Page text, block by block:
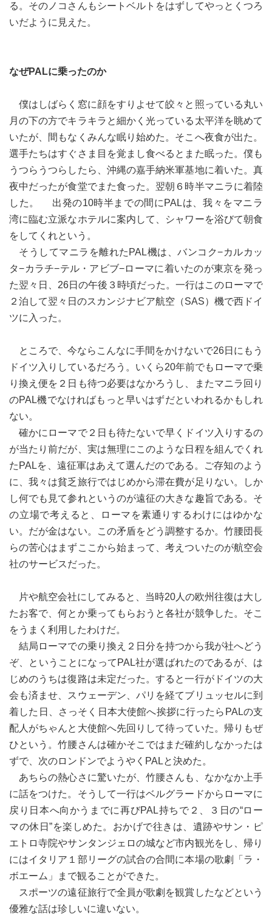
る。そのノコさんもシートベルトをはずしてやっとくつろ
いだように見えた。
なぜPALに乗ったのか
僕はしばらく窓に顔をすりよせて皎々と照っている丸い
月の下の方でキラキラと細かく光っている太平洋を眺めて
いたが、間もなくみんな眠り始めた。そこへ夜食が出た。
選手たちはすぐさま目を覚まし食べるとまた眠った。僕も
うつらうつらしたら、沖縄の嘉手納米軍基地に着いた。真
夜中だったが食堂でまた食った。翌朝６時半マニラに着陸
した。 出発の10時半までの間にPALは、我々をマニラ
湾に臨む立派なホテルに案内して、シャワーを浴びて朝食
をしてくれという。
そうしてマニラを離れたPAL機は、バンコク−カルカッ
タ−カラチ−テル・アビブ−ローマに着いたのが東京を発っ
た翌々日、26日の午後３時頃だった。一行はこのローマで
２泊して翌々日のスカンジナビア航空（SAS）機で西ドイ
ツに入った。
ところで、今ならこんなに手間をかけないで26日にもう
ドイツ入りしているだろう。いくら20年前でもローマで乗
り換え便を２日も待つ必要はなかろうし、またマニラ回り
のPAL機でなければもっと早いはずだといわれるかもしれ
ない。
確かにローマで２日も待たないで早くドイツ入りするの
が当たり前だが、実は無理にこのような日程を組んでくれ
たPALを、遠征軍はあえて選んだのである。ご存知のよう
に、我々は貧乏旅行ではじめから滞在費が足りない。しか
し何でも見て参れというのが遠征の大きな趣旨である。そ
の立場で考えると、ローマを素通りするわけにはゆかな
い。だが金はない。この矛盾をどう調整するか。竹腰団長
らの苦心はまずここから始まって、考えついたのが航空会
社のサービスだった。
片や航空会社にしてみると、当時20人の欧州往復は大し
たお客で、何とか乗ってもらおうと各社が競争した。そこ
をうまく利用したわけだ。
結局ローマでの乗り換え２日分を持つから我が社へどう
ぞ、ということになってPAL社が選ばれたのであるが、は
じめのうちは復路は未定だった。すると一行がドイツの大
会も済ませ、スウェーデン、パリを経てブリュッセルに到
着した日、さっそく日本大使館へ挨拶に行ったらPALの支
配人がちゃんと大使館へ先回りして待っていた。帰りもぜ
ひという。竹腰さんは確かそこではまだ確約しなかったは
ずで、次のロンドンでようやくPALと決めた。
あちらの熱心さに驚いたが、竹腰さんも、なかなか上手
に話をつけた。そうして一行はベルグラードからローマに
戻り日本へ向かうまでに再びPAL持ちで２、３日の“ロー
マの休日”を楽しめた。おかげで往きは、遺跡やサン・ピ
エトロ寺院やサンタンジェロの城など市内観光をし、帰り
にはイタリア１部リーグの試合の合間に本場の歌劇「ラ・
ボエーム」まで観ることができた。
スポーツの遠征旅行で全員が歌劇を観賞したなどという
優雅な話は珍しいに違いない。